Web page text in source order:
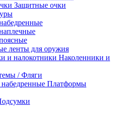
Защитные очки
ленты для оружия
Наколенники и
/ Фляги
Платформы